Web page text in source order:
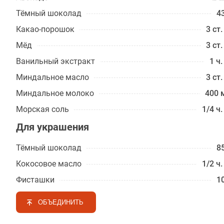
Тёмный шоколад
Какао-порошок
3
Мёд
3
Ванильный экстракт
1
Миндальное масло
3
Миндальное молоко
400
Морская соль
1/4 ч.
Для украшения
Тёмный шоколад
Кокосовое масло
1/2 ч.
Фисташки
ОБЪЕДИНИТЬ